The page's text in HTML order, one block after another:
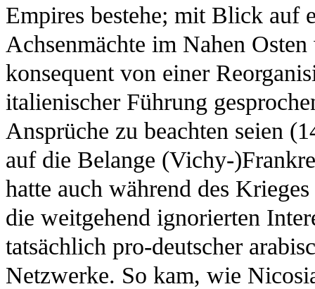
Empires bestehe; mit Blick auf
Achsenmächte im Nahen
konsequent von einer
italienischer Führung
Ansprüche zu beachten seien
auf die Belange (Vichy-
hatte auch während des
die weitgehend ignorierten
tatsächlich pro-deutscher
Netzwerke. So kam, wie